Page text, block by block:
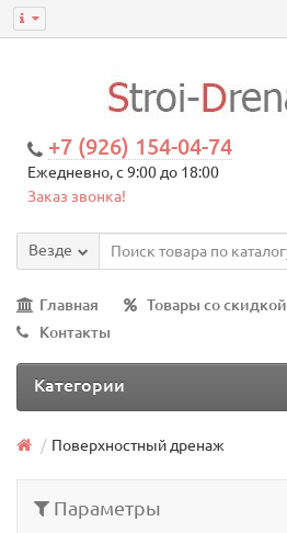
+7 (926) 154-04-74
Ежедневно, с 9:00 до 18:00
Заказ звонка!
Везде
Главная Товары со скидкой
Контакты
Категории
Поверхностный дренаж
Параметры